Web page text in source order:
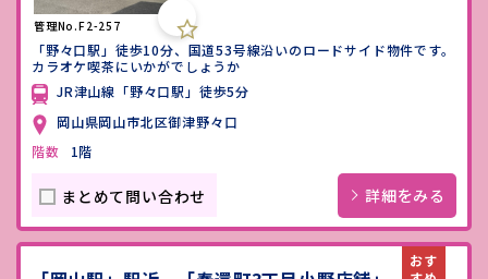
管理No.F2-257
「野々口駅」徒歩10分、国道53号線沿いのロードサイド物件です。
カラオケ喫茶にいかがでしょうか
JR津山線「野々口駅」徒歩5分
岡山県岡山市北区御津野々口
階数
1階
まとめて問い合わせ 詳細をみる